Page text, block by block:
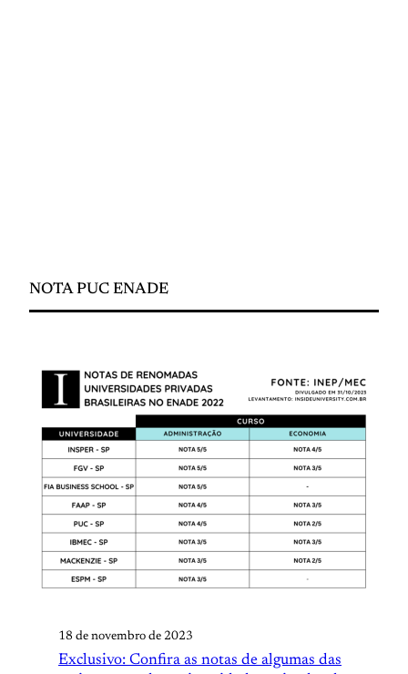
NOTA PUC ENADE
18 de novembro de 2023
Exclusivo: Confira as notas de algumas das